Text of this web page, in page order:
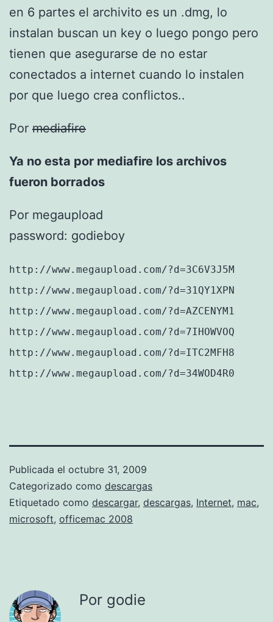
en 6 partes el archivito es un .dmg, lo
instalan buscan un key o luego pongo pero
tienen que asegurarse de no estar
conectados a internet cuando lo instalen
por que luego crea conflictos..
Por mediafire
Ya no esta por mediafire los archivos
fueron borrados
Por megaupload
password: godieboy
http://www.megaupload.com/?d=3C6V3J5M
http://www.megaupload.com/?d=31QY1XPN
http://www.megaupload.com/?d=AZCENYM1
http://www.megaupload.com/?d=7IHOWVOQ
http://www.megaupload.com/?d=ITC2MFH8
http://www.megaupload.com/?d=34WOD4R0
Publicada el octubre 31, 2009
Categorizado como descargas
Etiquetado como descargar, descargas, Internet, mac,
microsoft, officemac 2008
Por godie